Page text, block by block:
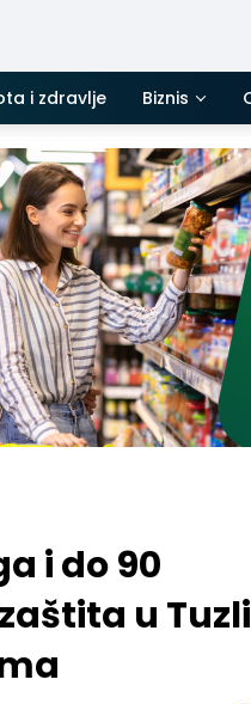
i zdravlje Biznis
i do 90
u Tuzli